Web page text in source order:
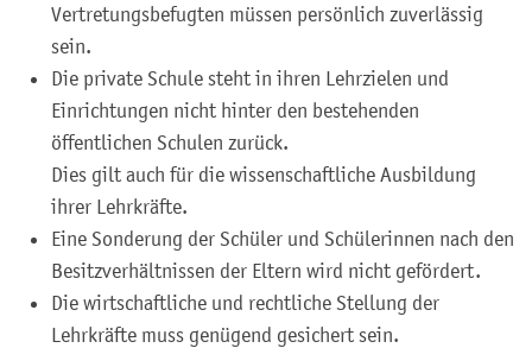
Vertretungsbefugten müssen persönlich zuverlässig
sein.
Die private Schule steht in ihren Lehrzielen und
Einrichtungen nicht hinter den bestehenden
öffentlichen Schulen zurück.
Dies gilt auch für die wissenschaftliche Ausbildung
ihrer Lehrkräfte.
Eine Sonderung der Schüler und Schülerinnen nach den
Besitzverhältnissen der Eltern wird nicht gefördert.
Die wirtschaftliche und rechtliche Stellung der
Lehrkräfte muss genügend gesichert sein.